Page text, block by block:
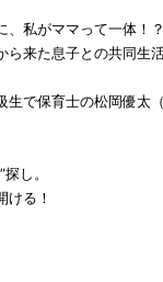
、私がママって一体！？
ら来た息子との共同生
生で保育士の松岡優太
し。
ける！